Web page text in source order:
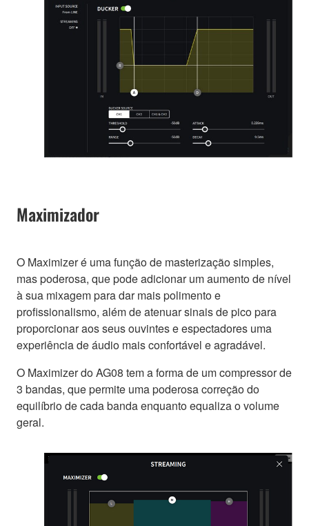
Maximizador
O Maximizer é uma função de masterização simples,
mas poderosa, que pode adicionar um aumento de nível
à sua mixagem para dar mais polimento e
profissionalismo, além de atenuar sinais de pico para
proporcionar aos seus ouvintes e espectadores uma
experiência de áudio mais confortável e agradável.
O Maximizer do AG08 tem a forma de um compressor de
3 bandas, que permite uma poderosa correção do
equilíbrio de cada banda enquanto equaliza o volume
geral.